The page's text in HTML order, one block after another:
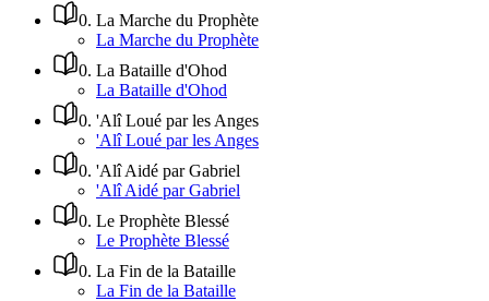
0. La Marche du Prophète
La Marche du Prophète
0. La Bataille d'Ohod
La Bataille d'Ohod
0. 'Alî Loué par les Anges
'Alî Loué par les Anges
0. 'Alî Aidé par Gabriel
'Alî Aidé par Gabriel
0. Le Prophète Blessé
Le Prophète Blessé
0. La Fin de la Bataille
La Fin de la Bataille